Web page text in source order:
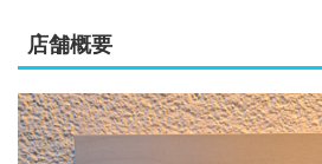
店舗概要